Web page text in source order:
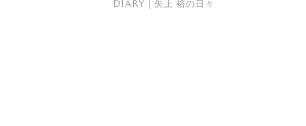
DIARY｜矢上 裕の日々